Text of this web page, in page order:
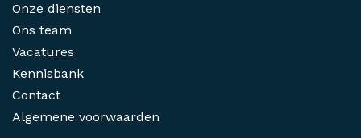
Onze diensten
Ons team
Vacatures
Kennisbank
Contact
Algemene voorwaarden